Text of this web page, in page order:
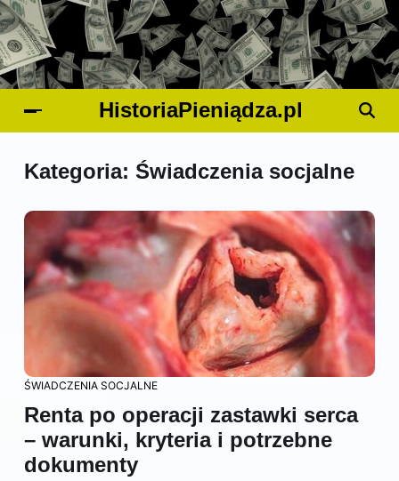
HistoriaPieniądza.pl
Kategoria: Świadczenia socjalne
ŚWIADCZENIA SOCJALNE
Renta po operacji zastawki serca
– warunki, kryteria i potrzebne
dokumenty